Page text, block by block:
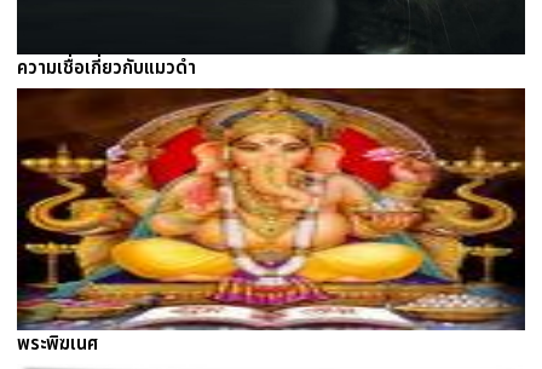
ความเชื่อเกี่ยวกับแมวดำ
พระพิฆเนศ